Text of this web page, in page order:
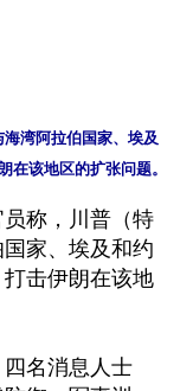
湾阿拉伯国家、埃及
员称，川普（特
家、埃及和约
击伊朗在该地
名消息人士